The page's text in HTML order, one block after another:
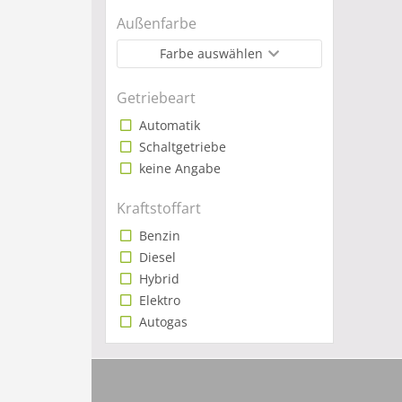
Außenfarbe
Farbe auswählen
Getriebeart
Automatik
Schaltgetriebe
keine Angabe
Kraftstoffart
Benzin
Diesel
Hybrid
Elektro
Autogas